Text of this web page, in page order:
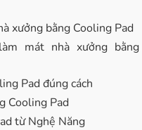
xưởng bằng Cooling Pad
mát nhà xưởng bằng
Pad đúng cách
Cooling Pad
từ Nghệ Năng